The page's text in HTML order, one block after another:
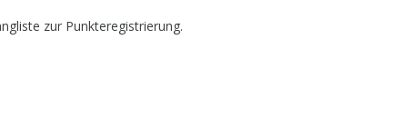
zur Punkteregistrierung.